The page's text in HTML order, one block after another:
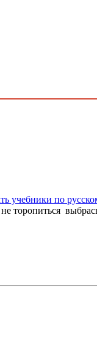
учебники по